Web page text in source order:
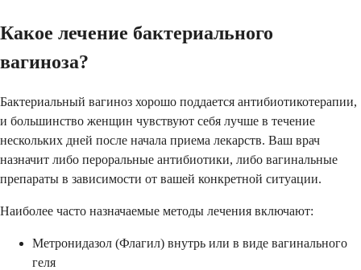
Какое лечение бактериального
вагиноза?
Бактериальный вагиноз хорошо поддается антибиотикотерапии,
и большинство женщин чувствуют себя лучше в течение
нескольких дней после начала приема лекарств. Ваш врач
назначит либо пероральные антибиотики, либо вагинальные
препараты в зависимости от вашей конкретной ситуации.
Наиболее часто назначаемые методы лечения включают:
Метронидазол (Флагил) внутрь или в виде вагинального
геля